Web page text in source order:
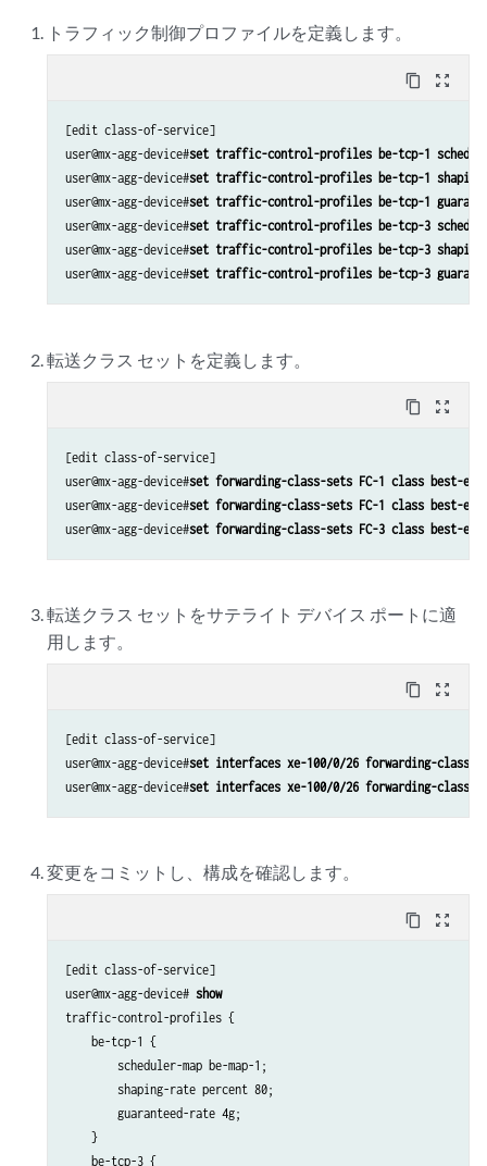
トラフィック制御プロファイルを定義します。
content_copy zoom_out_map
[edit class-of-service]
user@mx-agg-device#set traffic-control-profiles be-tcp-1
user@mx-agg-device#set traffic-control-profiles be-tcp-1
user@mx-agg-device#set traffic-control-profiles be-tcp-1
user@mx-agg-device#set traffic-control-profiles be-tcp-3
user@mx-agg-device#set traffic-control-profiles be-tcp-3
user@mx-agg-device#set traffic-control-profiles be-tcp-3
転送クラス セットを定義します。
content_copy zoom_out_map
[edit class-of-service]
user@mx-agg-device#set forwarding-class-sets FC-1 class best-
user@mx-agg-device#set forwarding-class-sets FC-1 class best-
user@mx-agg-device#set forwarding-class-sets FC-3 class best-
転送クラス セットをサテライト デバイス ポートに適
用します。
content_copy zoom_out_map
[edit class-of-service]
user@mx-agg-device#set interfaces xe-100/0/26 forwarding-
user@mx-agg-device#set interfaces xe-100/0/26 forwarding-
変更をコミットし、構成を確認します。
content_copy zoom_out_map
[edit class-of-service]
user@mx-agg-device# show
traffic-control-profiles {
    be-tcp-1 {
        scheduler-map be-map-1;
        shaping-rate percent 80;
        guaranteed-rate 4g;
    }
    be-tcp-3 {